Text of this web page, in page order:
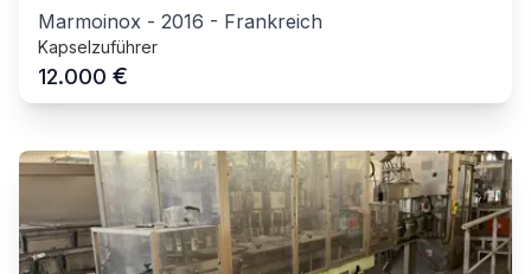
Marmoinox - 2016 - Frankreich
Kapselzuführer
12.000 €